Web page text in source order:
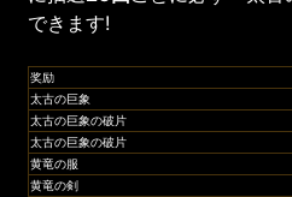
できます!
奖励
太古の巨象
太古の巨象の破片
太古の巨象の破片
黄竜の服
黄竜の剣